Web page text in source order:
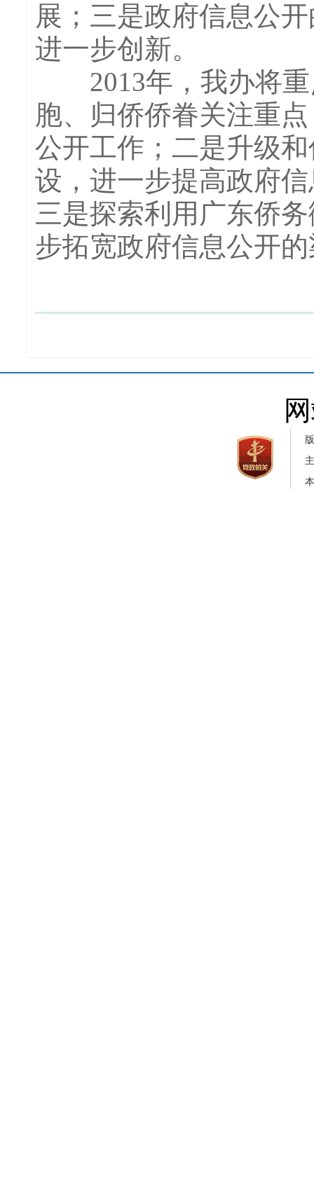
展；三是政府信息公
进一步创新。
2013年，我办将重
胞、归侨侨眷关注重
公开工作；二是升级
设，进一步提高政府
三是探索利用广东侨
步拓宽政府信息公开